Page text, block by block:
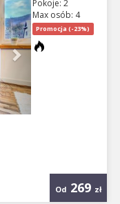
Od 269 zł
Pokoje: 2
Max osób: 4
Promocja (-23%)